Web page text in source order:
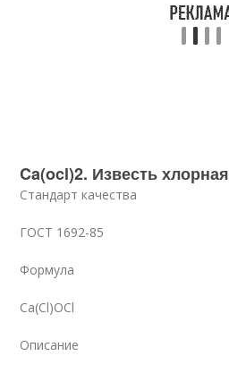
Ca(ocl)2. Известь хлорная
Стандарт качества
ГОСТ 1692-85
Формула
Ca(Cl)OCl
Описание